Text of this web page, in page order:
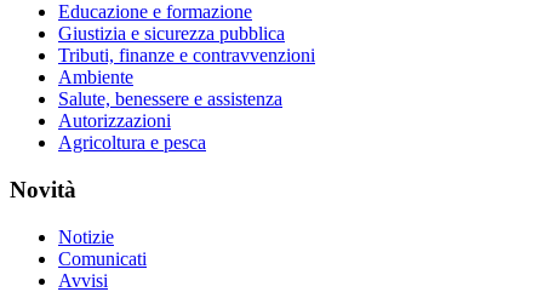
Educazione e formazione
Giustizia e sicurezza pubblica
Tributi, finanze e contravvenzioni
Ambiente
Salute, benessere e assistenza
Autorizzazioni
Agricoltura e pesca
Novità
Notizie
Comunicati
Avvisi